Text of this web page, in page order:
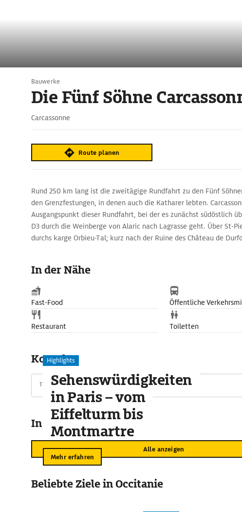
Bauwerke
Die Fünf Söhne
Carcassonne
Route planen
Rund 250 km lang ist die zweitägige Rundfahrt zu den Fünf
den Grenzfestungen, in denen auch die Katharer lebten.
Ausgangspunkt dieser Rundfahrt, bei der es zunächst südöstlich
D3 durch die Weinberge von Alaric nach Lagrasse geht. Über St-
durchs karge Orbieu-Tal; kurz nach der Ruine des Château de
erreicht (15 Min. Aufstieg). Die durch zwei Mauerringe geschützte
1228 erst nach viermonatiger Belagerung erobert werden. Nicht
weiten Blick von der Nordwest-Pforte in die Schlucht.
In der Nähe
Fast-Food Öffentliche
Restaurant Toiletten
Kontakt
11000 Carcassonne, Frankreich
In der Umgebung
Alle anzeigen
Highlights
Sehenswürdigkeiten
in Paris – vom
Eiffelturm bis
Montmartre
Mehr erfahren
Beliebte Ziele in Occitanie